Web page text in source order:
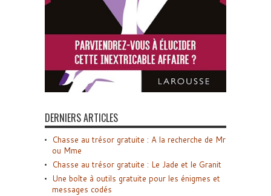
DERNIERS ARTICLES
Chasse au trésor gratuite : A la recherche de Mr
ou Mme
Chasse au trésor gratuite : Le Jade et le Granit
Une boîte à outils gratuite pour les énigmes et
messages codés